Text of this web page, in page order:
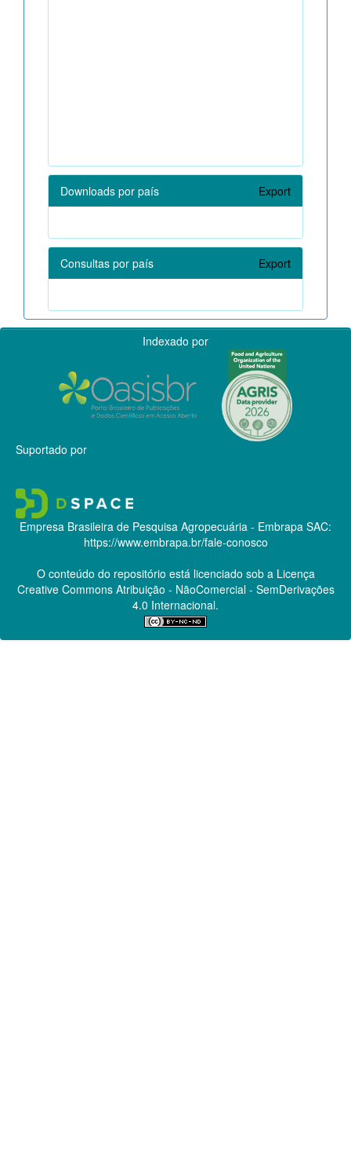
Downloads por país Export
Consultas por país Export
Indexado por
Suportado por
Empresa Brasileira de Pesquisa Agropecuária - Embrapa SAC:
https://www.embrapa.br/fale-conosco
O conteúdo do repositório está licenciado sob a Licença
Creative CommonsAtribuição - NãoComercial - SemDerivações
4.0 Internacional.